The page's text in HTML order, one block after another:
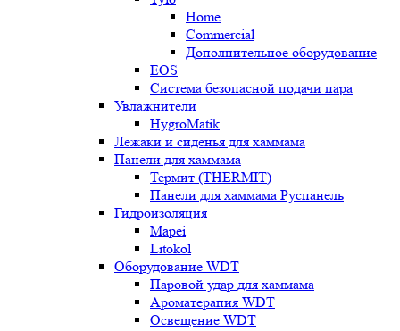
Home
Commercial
Дополнительное оборудование
EOS
Система безопасной подачи пара
Увлажнители
HygroMatik
Лежаки и сиденья для хаммама
Панели для хаммама
Термит (THERMIT)
Панели для хаммама Руспанель
Гидроизоляция
Mapei
Litokol
Оборудование WDT
Паровой удар для хаммама
Ароматерапия WDT
Освещение WDT